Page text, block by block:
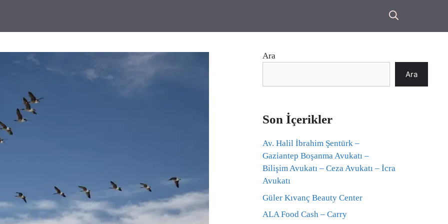
Ara
Ara
Son İçerikler
Av. Halil İbrahim Şentürk –
Gaziantep Boşanma Avukatı –
Bilişim Avukatı – Ceza Avukatı – İcra
Avukatı
Güler Kıvanç Beauty Center
ALA Food Cash – Carry